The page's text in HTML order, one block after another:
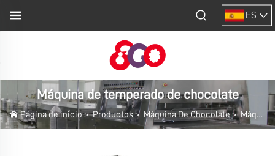
ES
Máquina de temperado de chocolate
Página de inicio>Productos > Máquina De Chocolate>Máquina de temperado de chocolate